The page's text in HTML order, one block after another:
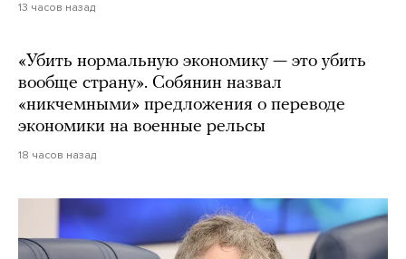
13 часов назад
«Убить нормальную экономику — это убить
вообще страну». Собянин назвал
«никчемными» предложения о переводе
экономики на военные рельсы
18 часов назад